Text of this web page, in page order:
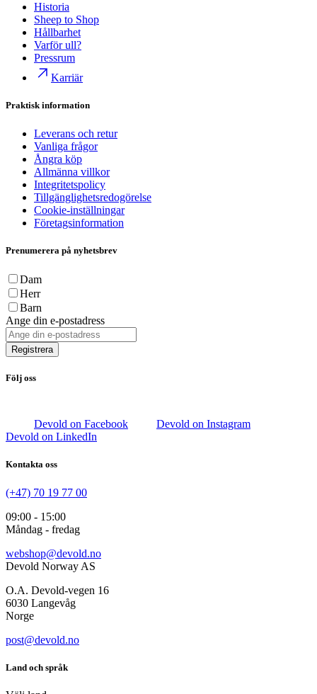
Historia
Sheep to Shop
Hållbarhet
Varför ull?
Pressrum
Karriär
Praktisk information
Leverans och retur
Vanliga frågor
Ångra köp
Allmänna villkor
Integritetspolicy
Tillgänglighetsredogörelse
Cookie-inställningar
Företagsinformation
Prenumerera på nyhetsbrev
Dam
Herr
Barn
Ange din e-postadress
Registrera
Följ oss
Devold on Facebook
Devold on Instagram
Devold on LinkedIn
Kontakta oss
(+47) 70 19 77 00
09:00 - 15:00
Måndag - fredag
webshop@devold.no
Devold Norway AS
O.A. Devold-vegen 16
6030 Langevåg
Norge
post@devold.no
Land och språk